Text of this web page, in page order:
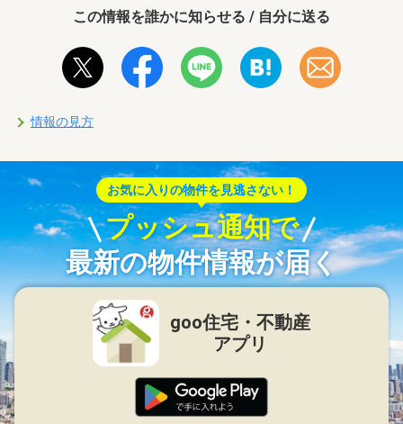
この情報を誰かに知らせる / 自分に送る
情報の見方
お気に入りの物件を見逃さない！
プッシュ通知で
最新の物件情報が届く
goo住宅・不動産
アプリ